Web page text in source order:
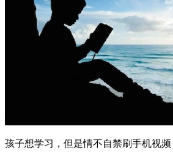
孩子想学习，但是情不自禁刷手机视频